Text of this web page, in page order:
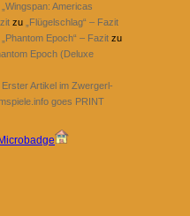
Americas
zu
„Flügelschlag“ – Fazit
Epoch“ – Fazit zu
Epoch (Deluxe
Artikel im Zwergerl-
goes PRINT